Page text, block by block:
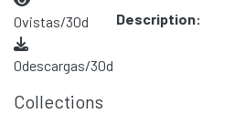
0vistas/30d
0descargas/30d
Description:
Collections